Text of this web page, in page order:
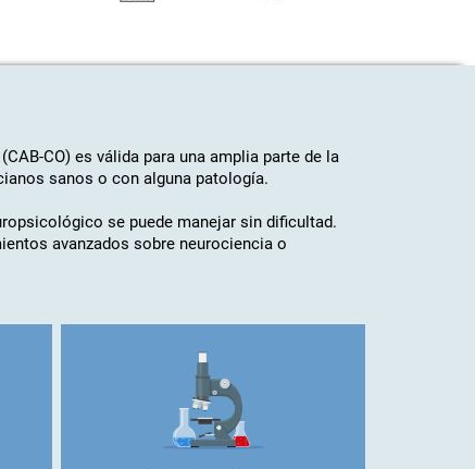
CO) es válida para una amplia parte de la
sanos o con alguna patología.
se puede manejar sin dificultad.
avanzados sobre neurociencia o